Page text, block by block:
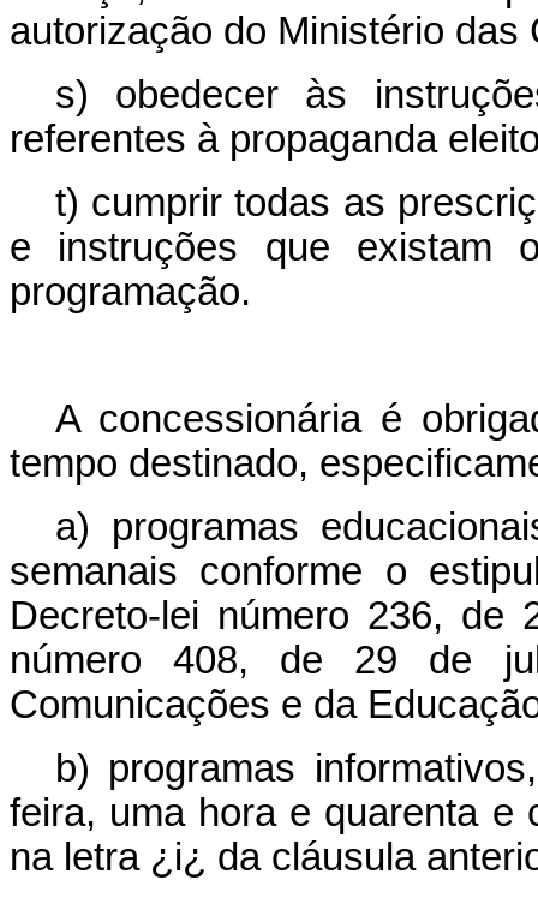
autorização do Ministério das
s) obedecer às
referentes à propaganda
t) cumprir todas as
e instruções que existam
programação.
A concessionária é
tempo destinado,
a) programas
semanais conforme o
Decreto-lei número 236, de
número 408, de 29 de
Comunicações e da
b) programas
feira, uma hora e quarenta e
na letra ¿i¿ da cláusula